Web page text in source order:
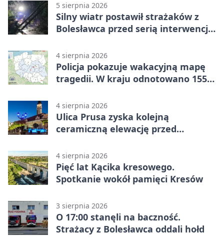
5 sierpnia 2026
Silny wiatr postawił strażaków z
Bolesławca przed serią interwencji -
4 sierpnia 2026
Policja pokazuje wakacyjną mapę
tragedii. W kraju odnotowano 155
4 sierpnia 2026
Ulica Prusa zyska kolejną
ceramiczną elewację przed
4 sierpnia 2026
Pięć lat Kącika kresowego.
Spotkanie wokół pamięci Kresów
3 sierpnia 2026
O 17:00 stanęli na baczność.
Strażacy z Bolesławca oddali hołd